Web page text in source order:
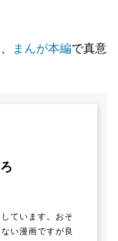
まんが本編で真意
ています。おそ
い漫画ですが良